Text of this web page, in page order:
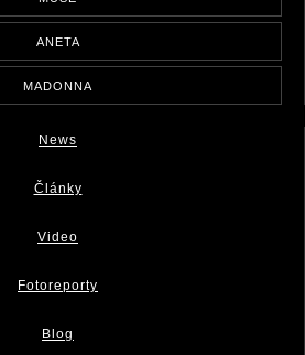
ANETA
MADONNA
News
Články
Video
Fotoreporty
Blog